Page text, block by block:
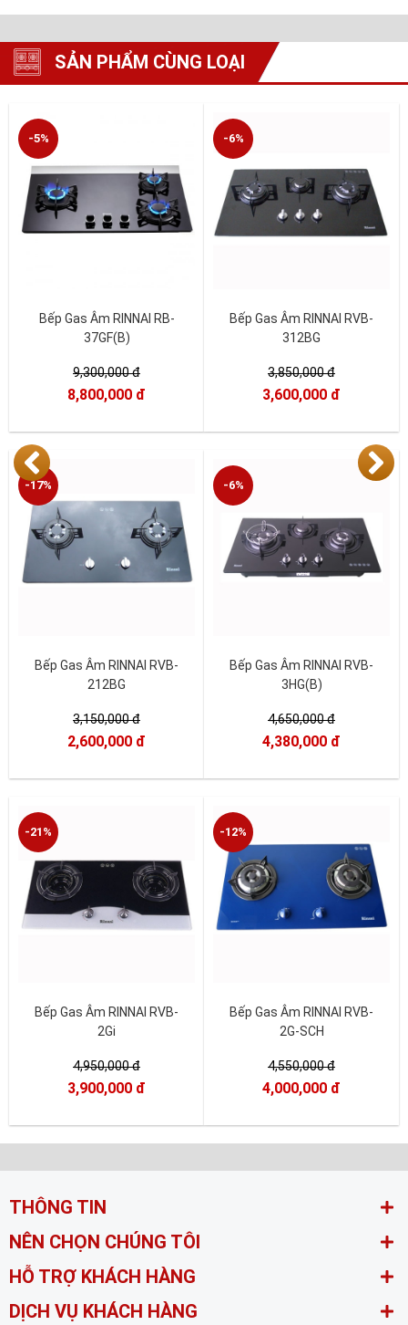
SẢN PHẨM CÙNG LOẠI
-5%
Bếp Gas Âm RINNAI RB-
37GF(B)
9,300,000 đ
8,800,000 đ
-6%
Bếp Gas Âm RINNAI RVB-
312BG
3,850,000 đ
3,600,000 đ
-17%
Bếp Gas Âm RINNAI RVB-
212BG
3,150,000 đ
2,600,000 đ
-6%
Bếp Gas Âm RINNAI RVB-
3HG(B)
4,650,000 đ
4,380,000 đ
-21%
Bếp Gas Âm RINNAI RVB-
2Gi
4,950,000 đ
3,900,000 đ
-12%
Bếp Gas Âm RINNAI RVB-
2G-SCH
4,550,000 đ
4,000,000 đ
THÔNG TIN
NÊN CHỌN CHÚNG TÔI
HỖ TRỢ KHÁCH HÀNG
DỊCH VỤ KHÁCH HÀNG